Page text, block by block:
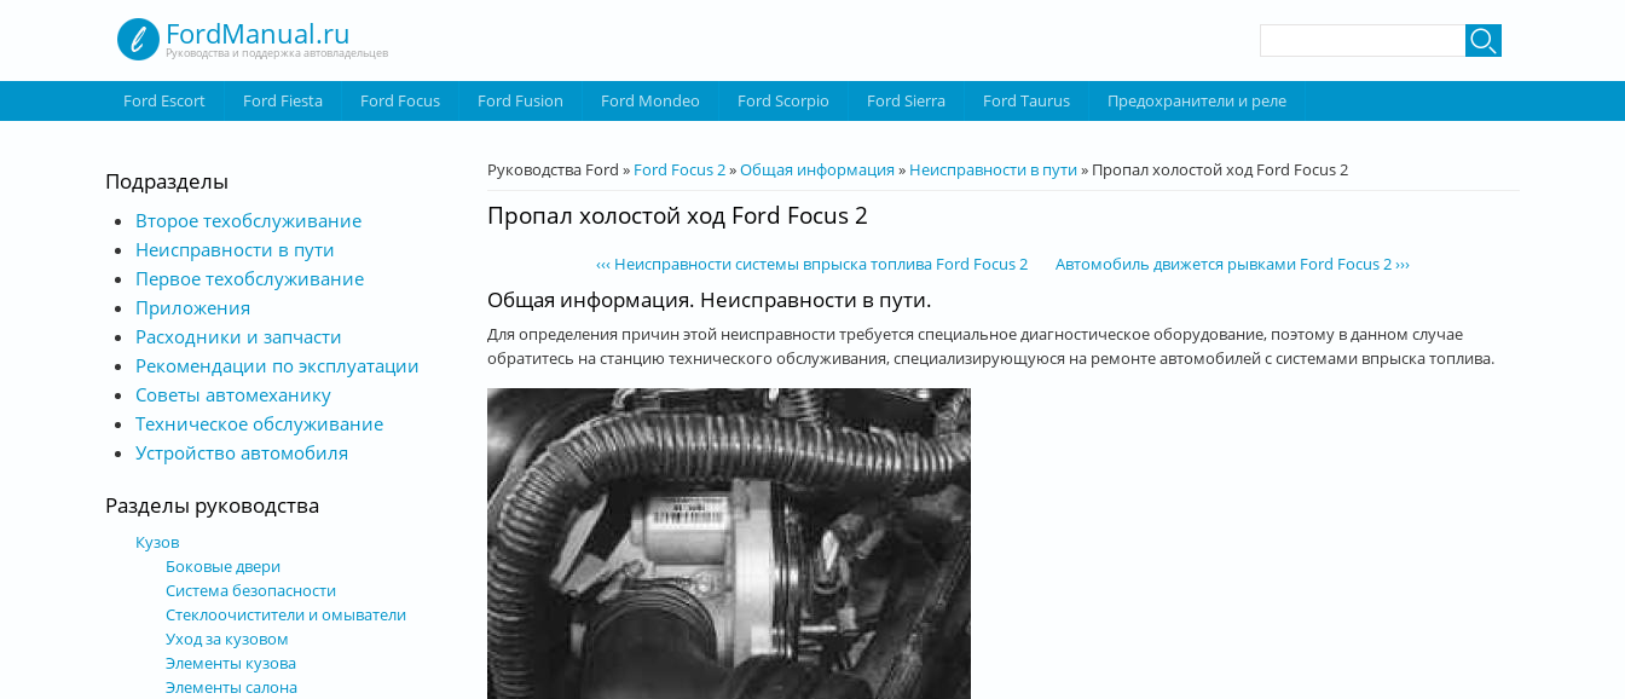
FordManual.ru
Руководства и поддержка автовладельцев
Ford Escort Ford Fiesta Ford Focus Ford Fusion Ford Mondeo Ford Scorpio Ford Sierra Ford Taurus Предохранители и реле
Вы здесь
Руководства Ford » Ford Focus 2»Общая информация» Неисправности в пути» Пропал холостой ход Ford Focus 2
Пропал холостой ход Ford Focus 2
‹‹‹ Неисправности системы впрыска топлива Ford Focus 2 Автомобиль движется рывками Ford Focus 2 ›››
Общая информация. Неисправности в пути.
Для определения причин этой неисправности требуется специальное диагностическое оборудование, поэтому в данном случае
обратитесь на станцию технического обслуживания, специализирующуюся на ремонте автомобилей с системами впрыска топлива.
Подразделы
Второе техобслуживание
Неисправности в пути
Первое техобслуживание
Приложения
Расходники и запчасти
Рекомендации по эксплуатации
Советы автомеханику
Техническое обслуживание
Устройство автомобиля
Разделы руководства
Кузов
Боковые двери
Система безопасности
Стеклоочистители и омыватели
Уход за кузовом
Элементы кузова
Элементы салона